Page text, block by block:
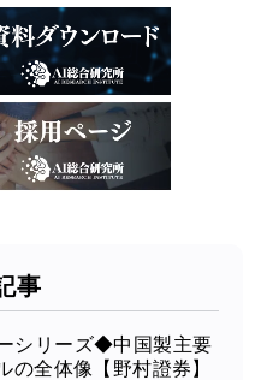
事
シリーズ◆中国製主要
の全体像【野村證券】